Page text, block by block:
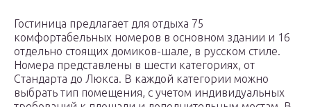
Гостиница предлагает для отдыха 75
комфортабельных номеров в основном здании и 16
отдельно стоящих домиков-шале, в русском стиле.
Номера представлены в шести категориях, от
Стандарта до Люкса. В каждой категории можно
выбрать тип помещения, с учетом индивидуальных